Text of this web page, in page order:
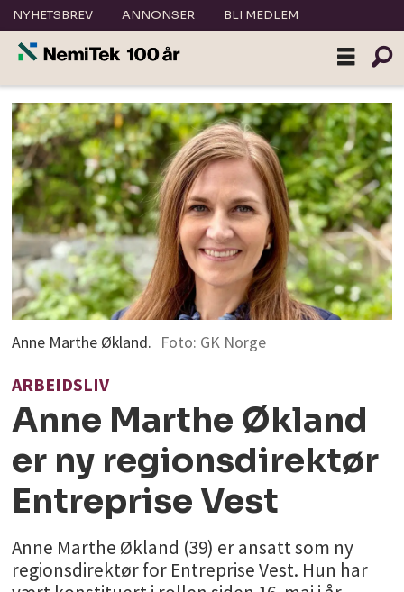
NYHETSBREV ANNONSER BLI MEDLEM
Anne Marthe Økland. Foto: GK Norge
ARBEIDSLIV
Anne Marthe Økland
er ny regionsdirektør
Entreprise Vest
Anne Marthe Økland (39) er ansatt som ny
regionsdirektør for Entreprise Vest. Hun har